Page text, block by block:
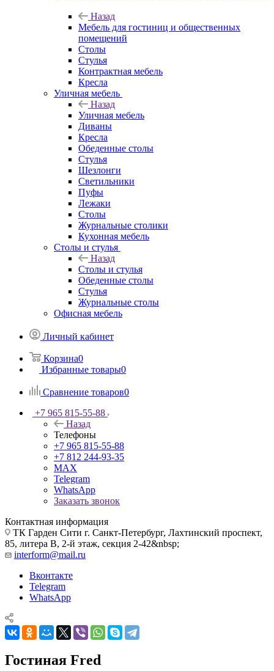
Назад
Мебель для гостиниц и общественных
помещений
Столы
Стулья
Контрактная мебель
Кресла
Уличная мебель
Назад
Уличная мебель
Диваны
Кресла
Обеденные столы
Стулья
Шезлонги
Светильники
Пуфы
Лежаки
Столы
Журнальные столики
Кухонная мебель
Столы и стулья
Назад
Столы и стулья
Обеденные столы
Стулья
Журнальные столы
Офисная мебель
Личный кабинет
Корзина0
Избранные товары0
Сравнение товаров0
+7 965 815-55-88
Назад
Телефоны
+7 965 815-55-88
+7 812 244-93-35
MAX
Telegram
WhatsApp
Заказать звонок
Контактная информация
ТК Гарден Сити г. Санкт-Петербург, Лахтинский проспект,
85, литера В, 2-й этаж, секция 2-42&nbsp;
interform@mail.ru
Вконтакте
Telegram
WhatsApp
Гостиная Fred